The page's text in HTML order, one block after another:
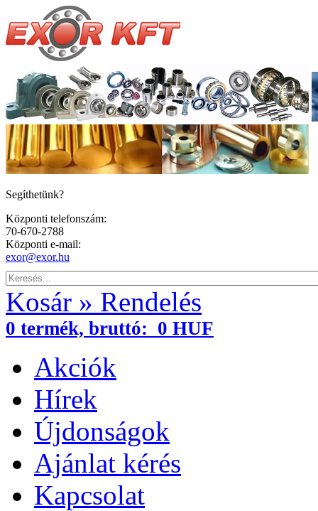
Segíthetünk?
Központi telefonszám:
70-670-2788
Központi e-mail:
exor@exor.hu
Kosár » Rendelés
0 termék, bruttó: 0 HUF
Akciók
Hírek
Újdonságok
Ajánlat kérés
Kapcsolat